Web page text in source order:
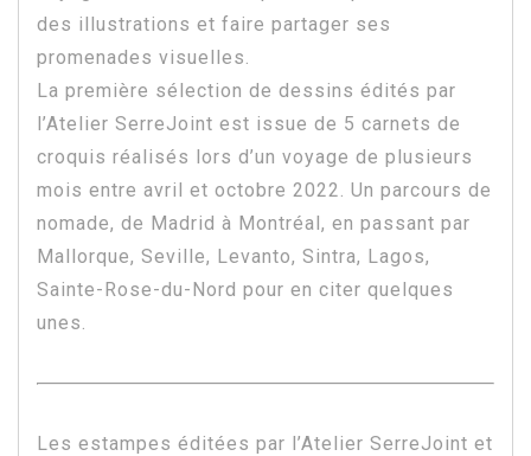
des illustrations et faire partager ses
promenades visuelles.
La première sélection de dessins édités par
l’Atelier SerreJoint est issue de 5 carnets de
croquis réalisés lors d’un voyage de plusieurs
mois entre avril et octobre 2022. Un parcours de
nomade, de Madrid à Montréal, en passant par
Mallorque, Seville, Levanto, Sintra, Lagos,
Sainte-Rose-du-Nord pour en citer quelques
unes.
Les estampes éditées par l’Atelier SerreJoint et